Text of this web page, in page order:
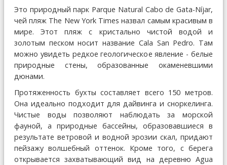
Это природный парк Parque Natural Cabo de Gata-Níjar,
чей пляж The New York Times назвал самым красивым в
мире. Этот пляж с кристально чистой водой и
золотым песком носит название Cala San Pedro. Там
можно увидеть редкое геологическое явление - белые
природные стены, образованные окаменевшими
дюнами.
Протяженность бухты составляет всего 150 метров.
Она идеально подходит для дайвинга и сноркелинга.
Чистые воды позволяют наблюдать за морской
фауной, а природные бассейны, образовавшиеся в
результате ветровой и водной эрозии скал, придают
пейзажу волшебный оттенок. Кроме того, с берега
открывается захватывающий вид на деревню Agua